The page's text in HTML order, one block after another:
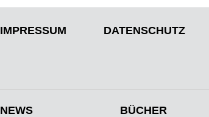
IMPRESSUM DATENSCHUTZ
NEWS BÜCHER